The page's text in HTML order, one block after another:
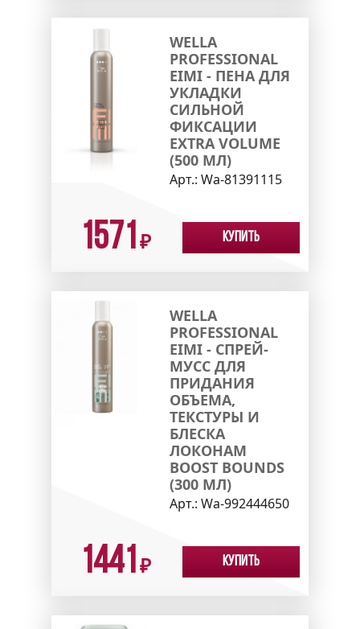
WELLA
PROFESSIONAL
EIMI - ПЕНА ДЛЯ
УКЛАДКИ
СИЛЬНОЙ
ФИКСАЦИИ
EXTRA VOLUME
(500 МЛ)
Арт.: Wa-81391115
1571 ₽ Купить
WELLA
PROFESSIONAL
EIMI - СПРЕЙ-
МУСС ДЛЯ
ПРИДАНИЯ
ОБЪЕМА,
ТЕКСТУРЫ И
БЛЕСКА
ЛОКОНАМ
BOOST BOUNDS
(300 МЛ)
Арт.: Wa-992444650
1441 ₽ Купить